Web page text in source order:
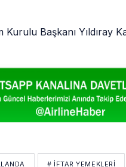
Başkanı Yıldıray
# IFTAR YEMEKLERI